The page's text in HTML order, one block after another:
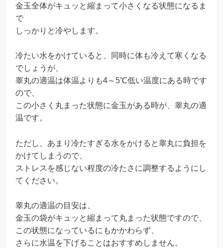
金玉全体がキュッと縮まって小さくなる状態になるま
で
しっかりと冷やします。
冷たい水をかけていると、同時に体も冷えて寒くなる
でしょうが、
睾丸の適温は体温よりも4～5℃低い温度にある時です
ので、
この小さく丸まった状態に金玉がある時が、睾丸の適
温です。
ただし、あまり冷たすぎる水をかけると睾丸に負担を
かけてしまうので、
ストレスを感じない程度の冷たさに調整するようにし
てください。
睾丸の適温の目安は、
金玉の袋がキュッと縮まって丸まった状態ですので、
この状態になっているにもかかわらず、
さらに水温を下げることはおすすめしません。